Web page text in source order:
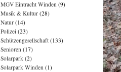
MGV Eintracht Winden (9)
Musik & Kultur (28)
Natur (14)
Polizei (23)
Schützengesellschaft (133)
Senioren (17)
Solarpark (2)
Solarpark Winden (1)